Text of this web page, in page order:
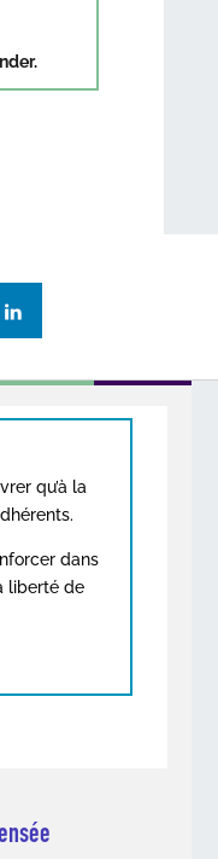
qu’à la
dans
liberté de